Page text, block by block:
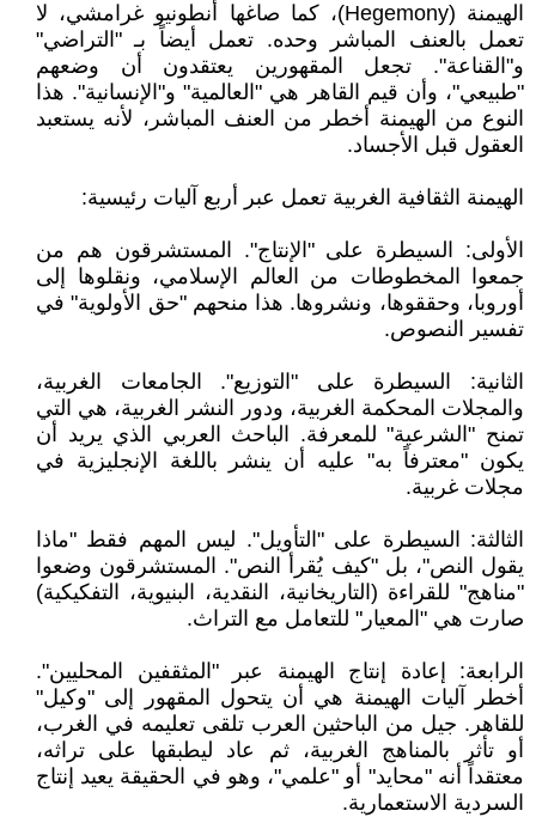
الهيمنة (Hegemony)، كما صاغها أنطونيو غرامشي، لا
تعمل بالعنف المباشر وحده. تعمل أيضاً بـ "التراضي"
و"القناعة". تجعل المقهورين يعتقدون أن وضعهم
"طبيعي"، وأن قيم القاهر هي "العالمية" و"الإنسانية". هذا
النوع من الهيمنة أخطر من العنف المباشر، لأنه يستعبد
العقول قبل الأجساد.
الهيمنة الثقافية الغربية تعمل عبر أربع آليات رئيسية:
الأولى: السيطرة على "الإنتاج". المستشرقون هم من
جمعوا المخطوطات من العالم الإسلامي، ونقلوها إلى
أوروبا، وحققوها، ونشروها. هذا منحهم "حق الأولوية" في
تفسير النصوص.
الثانية: السيطرة على "التوزيع". الجامعات الغربية،
والمجلات المحكمة الغربية، ودور النشر الغربية، هي التي
تمنح "الشرعية" للمعرفة. الباحث العربي الذي يريد أن
يكون "معترفاً به" عليه أن ينشر باللغة الإنجليزية في
مجلات غربية.
الثالثة: السيطرة على "التأويل". ليس المهم فقط "ماذا
يقول النص"، بل "كيف يُقرأ النص". المستشرقون وضعوا
"مناهج" للقراءة (التاريخانية، النقدية، البنيوية، التفكيكية)
صارت هي "المعيار" للتعامل مع التراث.
الرابعة: إعادة إنتاج الهيمنة عبر "المثقفين المحليين".
أخطر آليات الهيمنة هي أن يتحول المقهور إلى "وكيل"
للقاهر. جيل من الباحثين العرب تلقى تعليمه في الغرب،
أو تأثر بالمناهج الغربية، ثم عاد ليطبقها على تراثه،
معتقداً أنه "محايد" أو "علمي"، وهو في الحقيقة يعيد إنتاج
السردية الاستعمارية.